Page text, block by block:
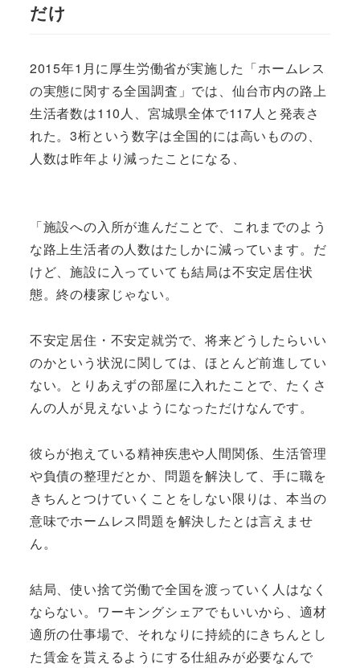
だけ
2015年1月に厚生労働省が実施した「ホームレス
の実態に関する全国調査」では、仙台市内の路上
生活者数は110人、宮城県全体で117人と発表さ
れた。3桁という数字は全国的には高いものの、
人数は昨年より減ったことになる、
「施設への入所が進んだことで、これまでのよう
な路上生活者の人数はたしかに減っています。だ
けど、施設に入っていても結局は不安定居住状
態。終の棲家じゃない。
不安定居住・不安定就労で、将来どうしたらいい
のかという状況に関しては、ほとんど前進してい
ない。とりあえずの部屋に入れたことで、たくさ
んの人が見えないようになっただけなんです。
彼らが抱えている精神疾患や人間関係、生活管理
や負債の整理だとか、問題を解決して、手に職を
きちんとつけていくことをしない限りは、本当の
意味でホームレス問題を解決したとは言えませ
ん。
結局、使い捨て労働で全国を渡っていく人はなく
ならない。ワーキングシェアでもいいから、適材
適所の仕事場で、それなりに持続的にきちんとし
た賃金を貰えるようにする仕組みが必要なんで